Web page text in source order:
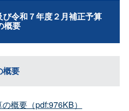
令和７年度２月補正予算
概要
概要
概要（pdf:976KB）